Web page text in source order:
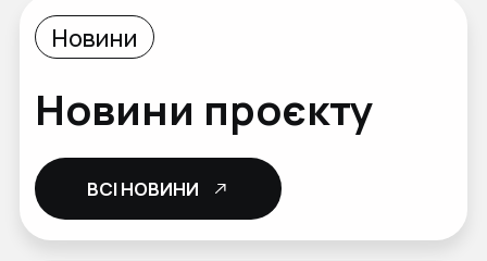
Новини
Новини проєкту
ВСІ НОВИНИ